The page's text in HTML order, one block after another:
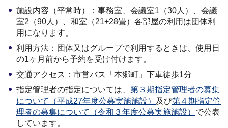
施設内容（平常時）：事務室、会議室1（30人）、会議
室2（90人）、和室（21+28畳）各部屋の利用は団体利
用になります。
利用方法：団体又はグループで利用するときは、使用日
の1ヶ月前から予約を受け付けます。
交通アクセス：市営バス「本郷町」下車徒歩1分
指定管理者の指定については、 第３期指定管理者の募集
について（平成27年度公募実施施設）
及び第４期指定管
理者の募集について（令和３年度公募実施施設） で公表
しています。